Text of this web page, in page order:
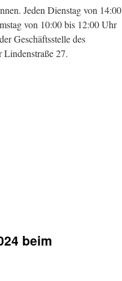
Jeden Dienstag von 14:00
von 10:00 bis 12:00 Uhr
Geschäftsstelle des
Lindenstraße 27.
beim